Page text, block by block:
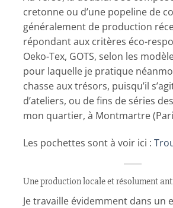
cretonne ou d’une popeline de
généralement de production
répondant aux critères éco-
Oeko-Tex, GOTS, selon les
pour laquelle je pratique
chasse aux trésors, puisqu’il
d’ateliers, ou de fins de séries
mon quartier, à Montmartre
Les pochettes sont à voir ici :
Une production locale et résolument
Je travaille évidemment dans un